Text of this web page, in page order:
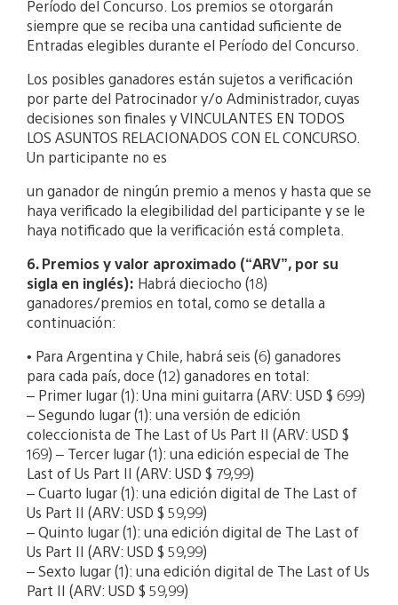
Período del Concurso. Los premios se otorgarán
siempre que se reciba una cantidad suficiente de
Entradas elegibles durante el Período del Concurso.
Los posibles ganadores están sujetos a verificación
por parte del Patrocinador y/o Administrador, cuyas
decisiones son finales y VINCULANTES EN TODOS
LOS ASUNTOS RELACIONADOS CON EL CONCURSO.
Un participante no es
un ganador de ningún premio a menos y hasta que se
haya verificado la elegibilidad del participante y se le
haya notificado que la verificación está completa.
6. Premios y valor aproximado (“ARV”, por su
sigla en inglés): Habrá dieciocho (18)
ganadores/premios en total, como se detalla a
continuación:
• Para Argentina y Chile, habrá seis (6) ganadores
para cada país, doce (12) ganadores en total:
– Primer lugar (1): Una mini guitarra (ARV: USD $ 699)
– Segundo lugar (1): una versión de edición
coleccionista de The Last of Us Part II (ARV: USD $
169) – Tercer lugar (1): una edición especial de The
Last of Us Part II (ARV: USD $ 79,99)
– Cuarto lugar (1): una edición digital de The Last of
Us Part II (ARV: USD $ 59,99)
– Quinto lugar (1): una edición digital de The Last of
Us Part II (ARV: USD $ 59,99)
– Sexto lugar (1): una edición digital de The Last of Us
Part II (ARV: USD $ 59,99)